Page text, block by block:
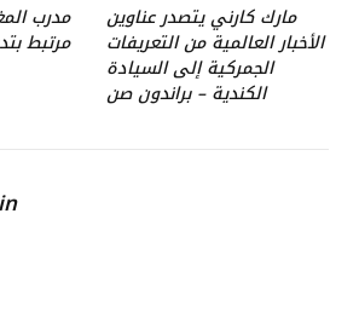
مدرب
مرتبط
مارك كارني يتصدر عناوين
الأخبار العالمية من التعريفات
الجمركية إلى السيادة
الكندية – براندون صن